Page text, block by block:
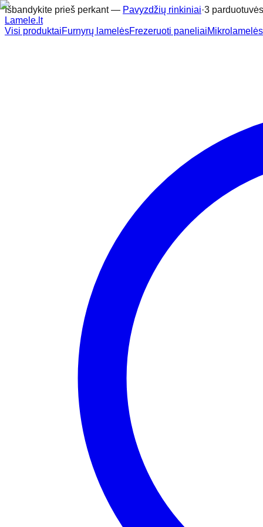
Išbandykite prieš perkant — Pavyzdžių rinkiniai·3
Lamele.lt
Visi produktaiFurnyrų lamelėsFrezeruoti paneliaiMikrolamelės